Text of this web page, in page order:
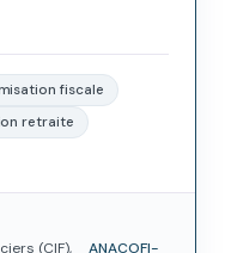
fiscale
retraite
(CIF),
ANACOFI-